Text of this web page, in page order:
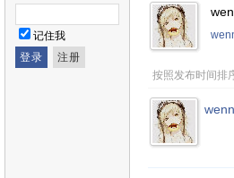
记住我
按照发布时间排